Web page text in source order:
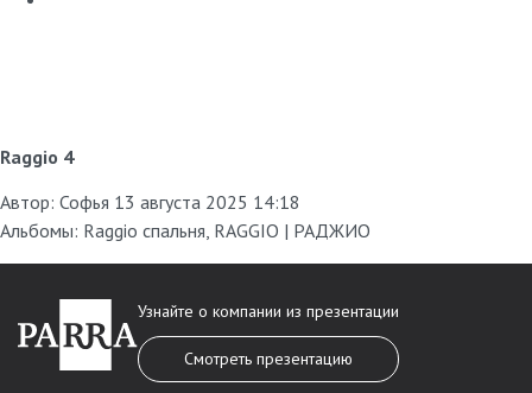
Raggio 4
Автор: Софья 13 августа 2025 14:18
Альбомы: Raggio спальня, RAGGIO | РАДЖИО
Узнайте о компании из презентации
Смотреть презентацию